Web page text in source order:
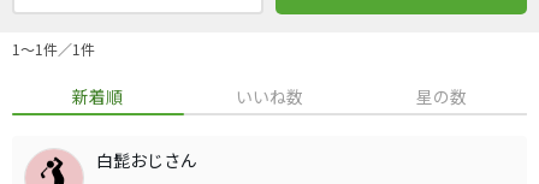
1〜1件／1件
新着順 いいね数 星の数
白髭おじさん